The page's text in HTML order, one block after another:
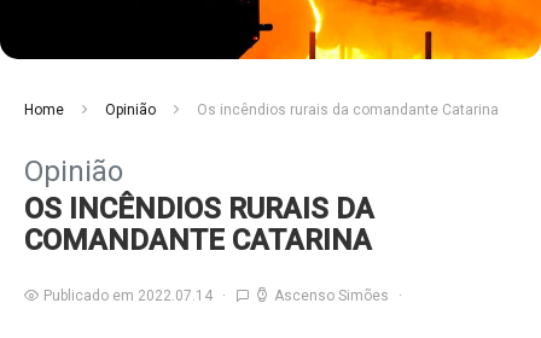
Home Opinião Os incêndios rurais da comandante Catarina
Opinião
OS INCÊNDIOS RURAIS DA
COMANDANTE CATARINA
Publicado em 2022.07.14 Ascenso Simões